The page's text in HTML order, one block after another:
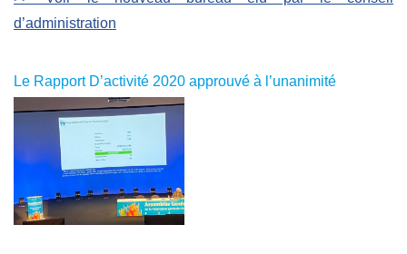
d’administration
Le Rapport D’activité 2020 approuvé à l’unanimité